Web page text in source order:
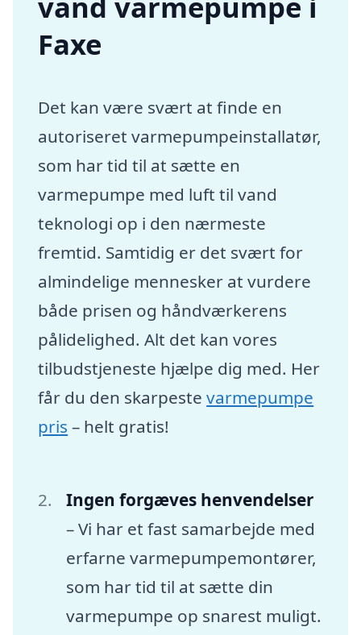
Faxe
Det kan være svært at finde en
autoriseret varmepumpeinstallatør,
som har tid til at sætte en
varmepumpe med luft til vand
teknologi op i den nærmeste
fremtid. Samtidig er det svært for
almindelige mennesker at vurdere
både prisen og håndværkerens
pålidelighed. Alt det kan vores
tilbudstjeneste hjælpe dig med. Her
får du den skarpestevarmepumpe
pris – helt gratis!
Ingen forgæves henvendelser
– Vi har et fast samarbejde med
erfarne varmepumpemontører,
som har tid til at sætte din
varmepumpe op snarest muligt.